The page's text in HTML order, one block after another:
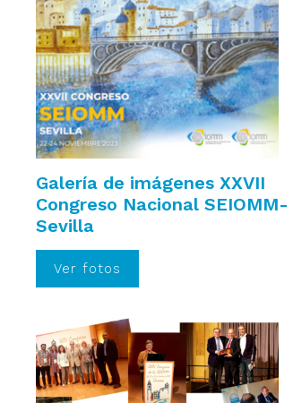
Galería de imágenes XXVII
Congreso Nacional SEIOMM-
Sevilla
Ver fotos